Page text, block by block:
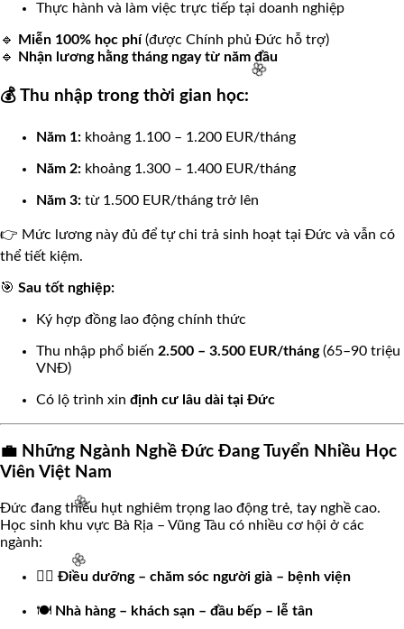
Thực hành và làm việc trực tiếp tại doanh nghiệp
🔹 Miễn 100% học phí(được Chính phủ Đức hỗ trợ)
🔹
Nhận lương hằng tháng ngay từ năm đầu
💰 Thu nhập trong thời gian học:
Năm 1: khoảng 1.100 – 1.200 EUR/tháng
Năm 2: khoảng 1.300 – 1.400 EUR/tháng
Năm 3: từ 1.500 EUR/tháng trở lên
👉 Mức lương này đủ để tự chi trả sinh hoạt tại Đức và vẫn có
thể tiết kiệm.
🎯 Sau tốt nghiệp:
Ký hợp đồng lao động chính thức
Thu nhập phổ biến 2.500 – 3.500 EUR/tháng(65–90 triệu
VNĐ)
Có lộ trình xin định cư lâu dài tại Đức
💼 Những Ngành Nghề Đức Đang Tuyển Nhiều Học
Viên Việt Nam
Đức đang thiếu hụt nghiêm trọng lao động trẻ, tay nghề cao.
Học sinh khu vực Bà Rịa – Vũng Tàu có nhiều cơ hội ở các
ngành:
Điều dưỡng – chăm sóc người già – bệnh viện
🍽️ Nhà hàng – khách sạn – đầu bếp – lễ tân